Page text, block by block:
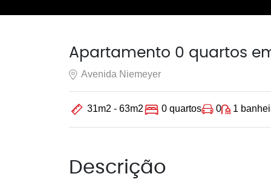
Apartamento 0 quartos
Avenida Niemeyer
31m2 - 63m2 0 quartos 0 1
Descrição